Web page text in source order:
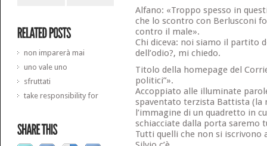
non imparerà mai
uno vale uno
sfruttati
take responsibility for
Alfano: «Troppo spesso in
che lo scontro con Berlusconi
contro il male».
Chi diceva: noi siamo il partito
dell’odio?, mi chiedo.
Titolo della homepage del
politici”».
Accoppiato alle illuminate
spaventato terzista Battista (la
l’immagine di un quadretto in
schiacciate dalla porta saremo
Tutti quelli che non si